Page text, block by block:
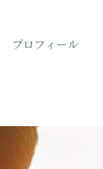
プロフィール